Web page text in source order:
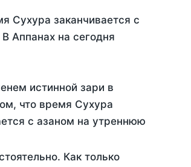
Сухура заканчивается с
Аппанах на сегодня
истинной зари в
что время Сухура
с азаном на утреннюю
Как только